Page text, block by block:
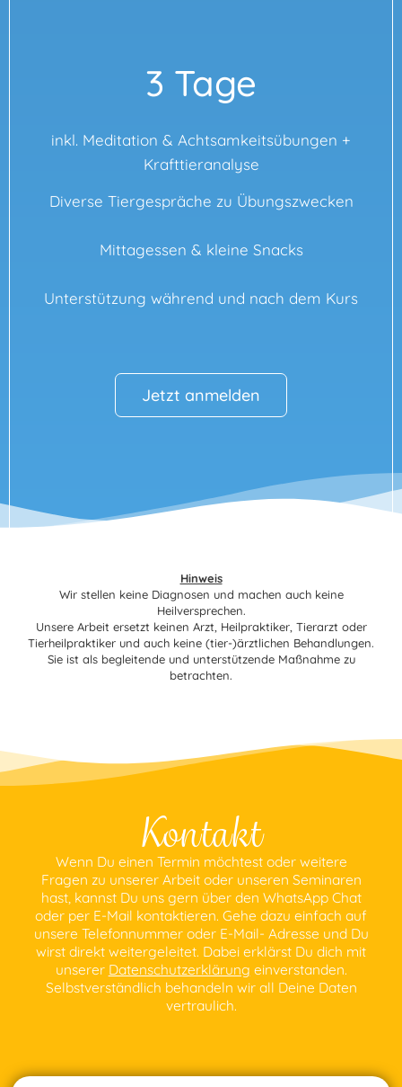
3 Tage
inkl. Meditation & Achtsamkeitsübungen +
Krafttieranalyse
Diverse Tiergespräche zu Übungszwecken
Mittagessen & kleine Snacks
Unterstützung während und nach dem Kurs
Jetzt anmelden
Hinweis
Wir stellen keine Diagnosen und machen auch keine
Heilversprechen.
Unsere Arbeit ersetzt keinen Arzt, Heilpraktiker, Tierarzt oder
Tierheilpraktiker und auch keine (tier-)ärztlichen Behandlungen.
Sie ist als begleitende und unterstützende Maßnahme zu
betrachten.
Kontakt
Wenn Du einen Termin möchtest oder weitere
Fragen zu unserer Arbeit oder unseren Seminaren
hast, kannst Du uns gern über den WhatsApp Chat
oder per E-Mail kontaktieren. Gehe dazu einfach auf
unsere Telefonnummer oder E-Mail- Adresse und Du
wirst direkt weitergeleitet. Dabei erklärst Du dich mit
unserer Datenschutzerklärung einverstanden.
Selbstverständlich behandeln wir all Deine Daten
vertraulich.